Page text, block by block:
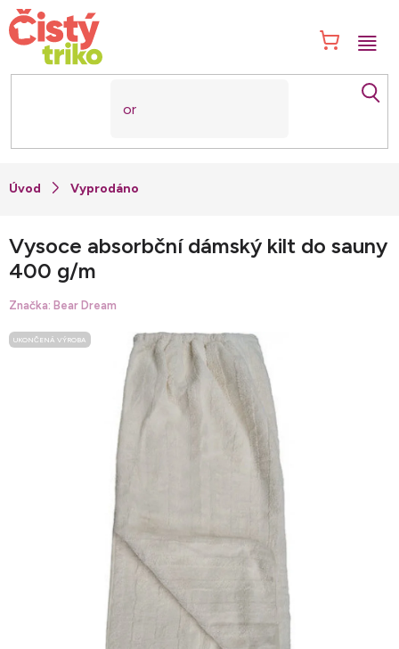
Přejít
na
obsah
Vyprodáno
Vysoce absorbční dámský kilt do sauny
400 g/m
Značka: Bear Dream
UKONČENÁ VÝROBA